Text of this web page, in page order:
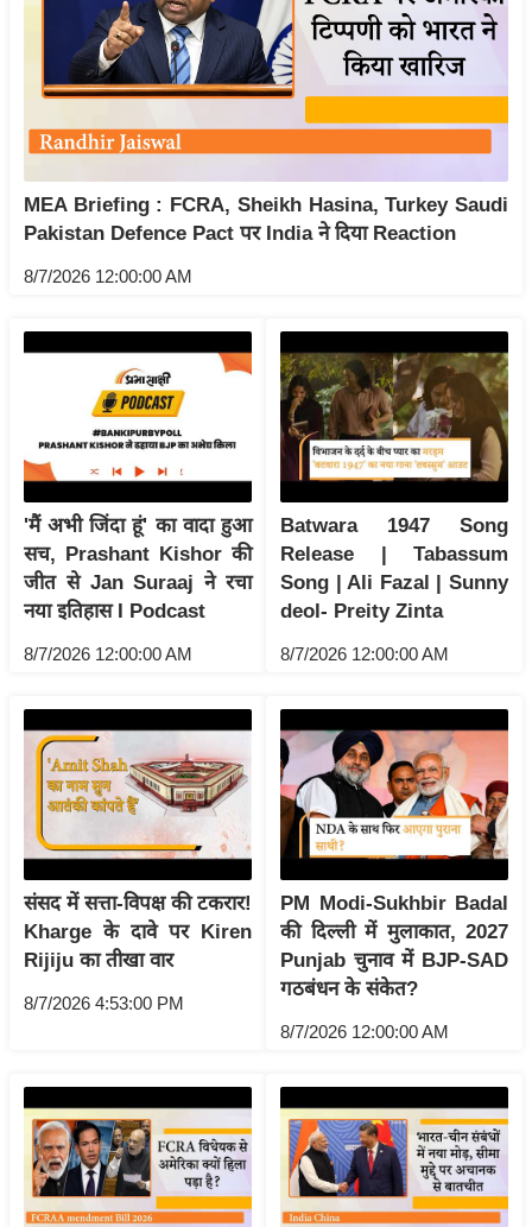
द्यो
ज
त
वि
शे
ज्ञ
ज
खे
ल
क्रि
ट
P
L
2
6
क्रा
इ
पे
प
र
मि
सा
MEA Briefing : FCRA, Sheikh Hasina, Turkey Saudi
Pakistan Defence Pact पर India ने दिया Reaction
8/7/2026 12:00:00 AM
'मैं अभी जिंदा हूं' का वादा हुआ
सच, Prashant Kishor की
जीत से Jan Suraaj ने रचा
नया इतिहास I Podcast
8/7/2026 12:00:00 AM
Batwara 1947 Song
Release | Tabassum
Song | Ali Fazal | Sunny
deol- Preity Zinta
8/7/2026 12:00:00 AM
संसद में सत्ता-विपक्ष की टकरार!
Kharge के दावे पर Kiren
Rijiju का तीखा वार
8/7/2026 4:53:00 PM
PM Modi-Sukhbir Badal
की दिल्ली में मुलाकात, 2027
Punjab चुनाव में BJP-SAD
गठबंधन के संकेत?
8/7/2026 12:00:00 AM